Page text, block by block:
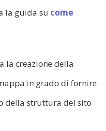
la guida su come
la creazione della
in grado di fornire
della struttura del sito